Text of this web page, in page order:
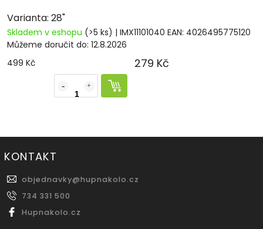
Varianta: 28"
Skladem v eshopu (>5 ks) | IMX11101040 EAN: 4026495775120
Můžeme doručit do: 12.8.2026
499 Kč
279 Kč
KONTAKT
objednavky@hupnakolo.cz
734 331 500
Hupnakolo.cz